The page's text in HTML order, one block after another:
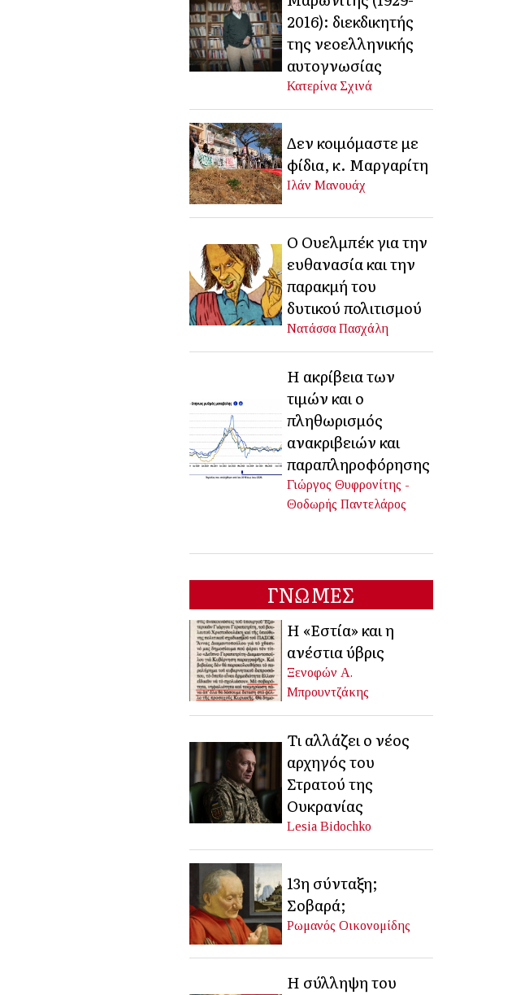
2016): διεκδικητής
της νεοελληνικής
αυτογνωσίας
Κατερίνα Σχινά
Δεν κοιμόμαστε με
φίδια, κ. Μαργαρίτη
Ιλάν Μανουάχ
Ο Ουελμπέκ για την
ευθανασία και την
παρακμή του
δυτικού πολιτισμού
Νατάσσα Πασχάλη
Η ακρίβεια των
τιμών και ο
πληθωρισμός
ανακριβειών και
παραπληροφόρησης
Γιώργος Θυφρονίτης -
Θοδωρής Παντελάρος
ΓΝΩΜΕΣ
Η «Εστία» και η
ανέστια ύβρις
Ξενοφών Α.
Μπρουντζάκης
Τι αλλάζει ο νέος
αρχηγός του
Στρατού της
Ουκρανίας
Lesia Bidochko
13η σύνταξη;
Σοβαρά;
Ρωμανός Οικονομίδης
Η σύλληψη του